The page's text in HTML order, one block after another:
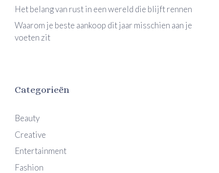
Het belang van rust in een wereld die blijft rennen
Waarom je beste aankoop dit jaar misschien aan je
voeten zit
Categorieën
Beauty
Creative
Entertainment
Fashion